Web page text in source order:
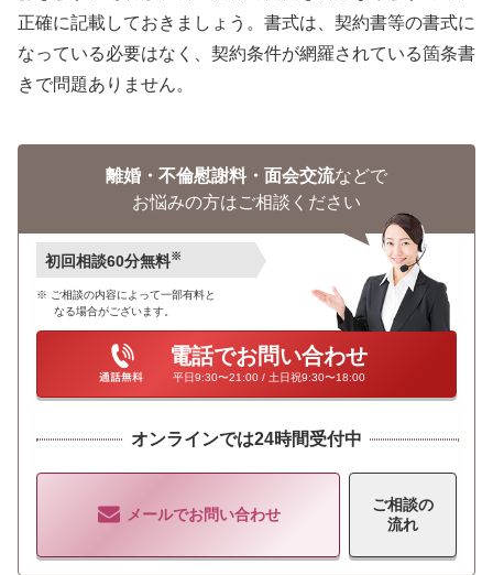
正確に記載しておきましょう。書式は、契約書等の書式に
なっている必要はなく、契約条件が網羅されている箇条書
きで問題ありません。
離婚・不倫慰謝料・面会交流などで
お悩みの方はご相談ください
初回相談60分無料※
ご相談の内容によって一部有料と
なる場合がございます。
電話でお問い合わせ
平日9:30〜21:00 / 土日祝9:30〜18:00
オンラインでは24時間受付中
メールでお問い合わせ
ご相談の
流れ